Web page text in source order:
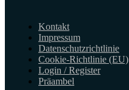
Kontakt
Impressum
Datenschutzrichtlinie
Cookie-Richtlinie (EU)
Login / Register
Präambel